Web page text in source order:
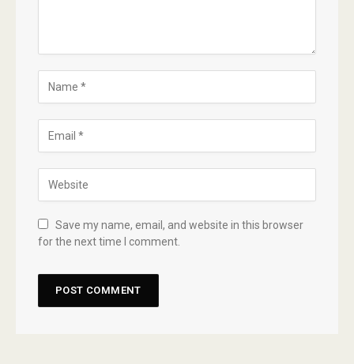
Save my name, email, and website in this browser
for the next time I comment.